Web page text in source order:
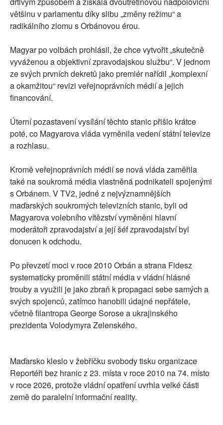
většinu v parlamentu díky slibu „změny režimu“ a
radikálního zlomu s Orbánovou érou.
Magyar po volbách prohlásil, že chce vytvořit „skutečně
vyváženou a objektivní zpravodajskou službu“. V jednom
ze svých prvních dekretů jako premiér nařídil „komplexní
a okamžitou“ revizi veřejnoprávních médií a jejich
financování.
Úterní pozastavení vysílání těchto stanic přišlo krátce
poté, co Magyarova vláda ​vyměnila vedení státní televize
a ⁠rozhlasu.
Kromě veřejnoprávních médií se nová vláda zaměřila
také na soukromá média vlastněná podnikateli spojenými
s Orbánem. V TV2, jedné z nejvýznamnějších
maďarských soukromých televizních stanic, byli od
Magyarova volebního vítězství vyměněni hlavní
moderátoři zpravodajství a její šéf zpravodajství byl
donucen k odchodu.
Po převzetí moci v roce 2010 Orbán a strana Fidesz
systematicky proměnili státní média v vládní hlásné
trouby a využili je jako zbraň k propagaci sebe samých a
svých spojenců, zatímco hanobili údajné nepřátele,
včetně filantropa George Sorose a ukrajinského
prezidenta Volodymyra Zelenského.
Maďarsko kleslo v žebříčku svobody tisku organizace
Reportéři bez hranic z 23. místa v roce 2010 na 74. místo
v roce 2026, protože vládní opatření uvrhla velké části
země do paralelní informační reality.